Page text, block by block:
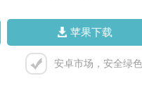
苹果下载
安卓市场，安全绿色